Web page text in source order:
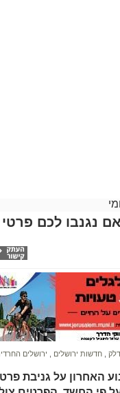
משכונת רמת שלמה נהרג
מרכבו וירד לסייע להם
למוות.
במצב אנוש והחלו לבצע
הדסה הר הצופים
נגנבו לכם
חדשות ירושלים ירושלים
האחרון על גניבת